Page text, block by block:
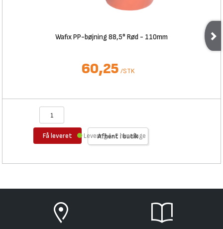
Wafix PP-bøjning 88,5° Rød - 110mm
60,25 /STK
Få leveret Afhent i butik
Levering 1-2 hverdage